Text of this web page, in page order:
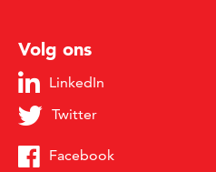
Volg ons
LinkedIn
Twitter
Facebook